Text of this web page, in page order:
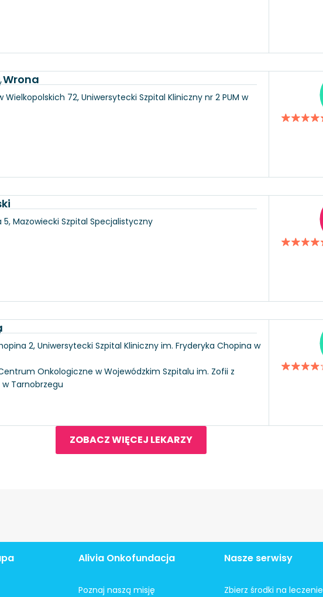
Wrona
Wielkopolskich 72, Uniwersytecki Szpital Kliniczny nr 2 PUM w
Mazowiecki Szpital Specjalistyczny
2, Uniwersytecki Szpital Kliniczny im. Fryderyka Chopina w
Onkologiczne w Wojewódzkim Szpitalu im. Zofii z
Tarnobrzegu
ZOBACZ WIĘCEJ LEKARZY
Alivia Onkofundacja
Poznaj naszą misję
Nasze serwisy
Zbierz środki na leczenie